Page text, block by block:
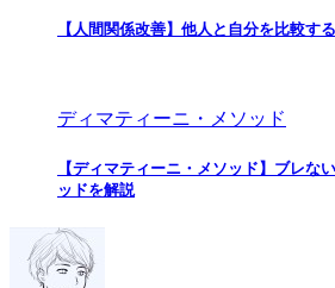
【人間関係改善】他人と自分を比較す
ディマティーニ・メソッド
【ディマティーニ・メソッド】ブレな
ッドを解説